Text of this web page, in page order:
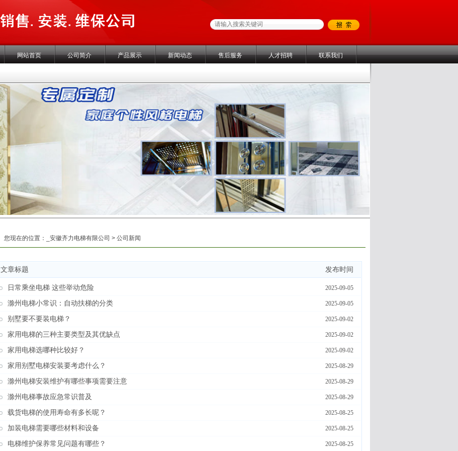
网站首页 公司简介 产品展示 新闻动态 售后服务 人才招聘 联系我们
文章标题 发布时间
日常乘坐电梯 这些举动危险 2025-09-05
滁州电梯小常识：自动扶梯的分类 2025-09-05
别墅要不要装电梯？ 2025-09-02
家用电梯的三种主要类型及其优缺点 2025-09-02
家用电梯选哪种比较好？ 2025-09-02
家用别墅电梯安装要考虑什么？ 2025-08-29
滁州电梯安装维护有哪些事项需要注意 2025-08-29
滁州电梯事故应急常识普及 2025-08-29
载货电梯的使用寿命有多长呢？ 2025-08-25
加装电梯需要哪些材料和设备 2025-08-25
电梯维护保养常见问题有哪些？ 2025-08-25
您现在的位置： _安徽齐力电梯有限公司 > 公司新闻